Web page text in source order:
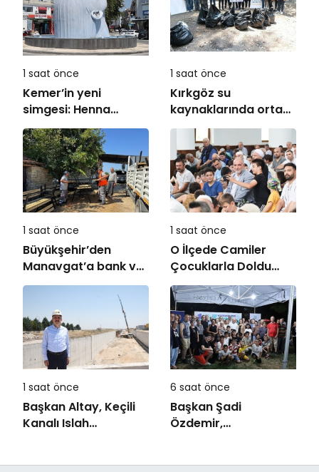
1 saat önce
Kemer’in yeni
simgesi: Henna
Heykeli
1 saat önce
Kırkgöz su
kaynaklarında ortak
koruma seferberliği
1 saat önce
Büyükşehir’den
Manavgat’a bank ve
piknik masası desteği
1 saat önce
O İlçede Camiler
Çocuklarla Doldu
Taştı
1 saat önce
Başkan Altay, Keçili
Kanalı Islah
6 saat önce
Başkan Şadi
Özdemir,